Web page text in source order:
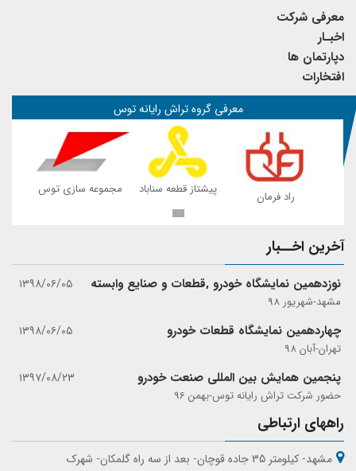
معرفی شرکت
اخبـار
دپارتمان ها
افتخارات
معرفی گروه تراش رایانه توس
مجموعه سازی توس پیشتاز قطعه سناباد راد فرمان
آخرین اخــبار
نوزدهمین نمایشگاه خودرو ,قطعات و صنایع وابسته ۱۳۹۸/۰۶/۰۵
مشهد-شهریور 98
چهاردهمین نمایشگاه قطعات خودرو ۱۳۹۸/۰۶/۰۵
تهران-آبان 98
پنجمین همایش بین المللی صنعت خودرو ۱۳۹۷/۰۸/۲۳
حضور شرکت تراش رایانه توس-بهمن 96
راههای ارتباطی
مشهد- کیلومتر 35 جاده قوچان- بعد از سه راه گلمکان- شهرک